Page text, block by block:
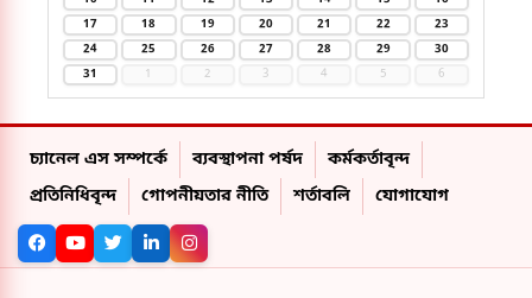
17
18 19 20 21 22
23
24
25 26 27 28 29
30
31
1 2 3 4 5 6
চ্যানেল এস সম্পর্কে ব্যবস্থাপনা পর্ষদ
কর্মকর্তাবৃন্দ
প্রতিনিধিবৃন্দ
গোপনীয়তার নীতি শর্তাবলি যোগাযোগ